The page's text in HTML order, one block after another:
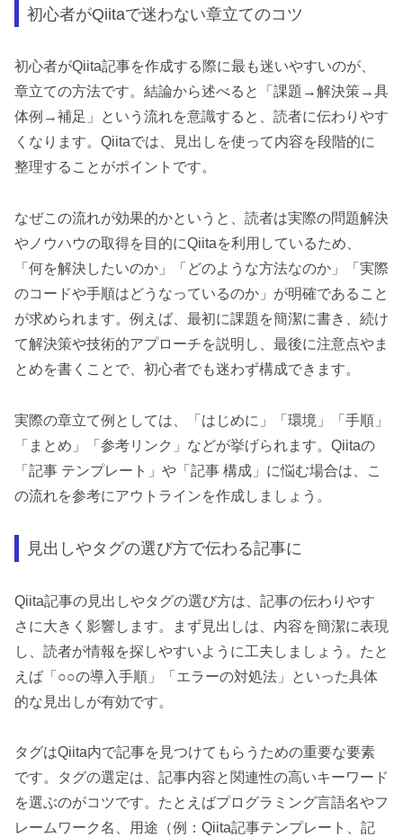
初心者がQiitaで迷わない章立てのコツ
初心者がQiita記事を作成する際に最も迷いやすいのが、
章立ての方法です。結論から述べると「課題→解決策→具
体例→補足」という流れを意識すると、読者に伝わりやす
くなります。Qiitaでは、見出しを使って内容を段階的に
整理することがポイントです。
なぜこの流れが効果的かというと、読者は実際の問題解決
やノウハウの取得を目的にQiitaを利用しているため、
「何を解決したいのか」「どのような方法なのか」「実際
のコードや手順はどうなっているのか」が明確であること
が求められます。例えば、最初に課題を簡潔に書き、続け
て解決策や技術的アプローチを説明し、最後に注意点やま
とめを書くことで、初心者でも迷わず構成できます。
実際の章立て例としては、「はじめに」「環境」「手順」
「まとめ」「参考リンク」などが挙げられます。Qiitaの
「記事 テンプレート」や「記事 構成」に悩む場合は、こ
の流れを参考にアウトラインを作成しましょう。
見出しやタグの選び方で伝わる記事に
Qiita記事の見出しやタグの選び方は、記事の伝わりやす
さに大きく影響します。まず見出しは、内容を簡潔に表現
し、読者が情報を探しやすいように工夫しましょう。たと
えば「○○の導入手順」「エラーの対処法」といった具体
的な見出しが有効です。
タグはQiita内で記事を見つけてもらうための重要な要素
です。タグの選定は、記事内容と関連性の高いキーワード
を選ぶのがコツです。たとえばプログラミング言語名やフ
レームワーク名、用途（例：Qiita記事テンプレート、記